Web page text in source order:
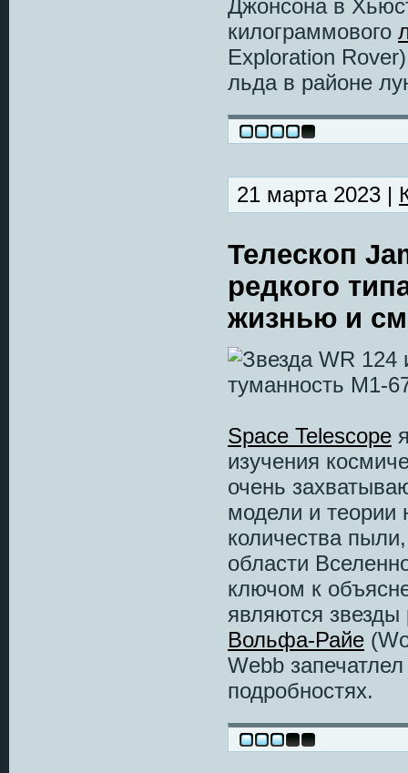
Джонсона в
килограммового
Exploration
льда в районе
21 марта 2023 |
Телескоп
редкого
жизнью и
Space Telescope
изучения
очень
модели и теории
количества
области
ключом к
являются
Вольфа-Райе
Webb
подробностях.